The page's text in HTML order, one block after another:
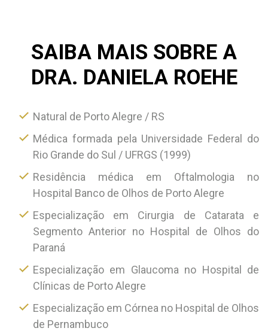
SAIBA MAIS SOBRE A
DRA. DANIELA ROEHE
Natural de Porto Alegre / RS
Médica formada pela Universidade Federal do
Rio Grande do Sul / UFRGS (1999)
Residência médica em Oftalmologia no
Hospital Banco de Olhos de Porto Alegre
Especialização em Cirurgia de Catarata e
Segmento Anterior no Hospital de Olhos do
Paraná
Especialização em Glaucoma no Hospital de
Clínicas de Porto Alegre
Especialização em Córnea no Hospital de Olhos
de Pernambuco